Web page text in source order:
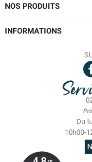
NOS PRODUITS
INFORMATIONS
Du
10h00-